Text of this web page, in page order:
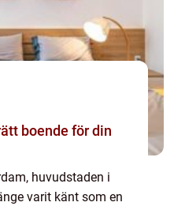
huvudstaden i
varit känt som en